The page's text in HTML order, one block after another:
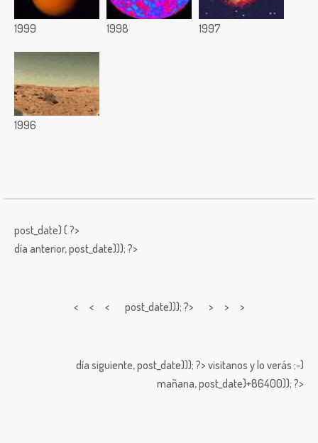
1999 1998 1997
1996
post_date) { ?>
día anterior,post_date))); ?>
< < < post_date))); ?> > > >
día siguiente,post_date))); ?> visitanos y lo verás ;-)
mañana,post_date)+86400)); ?>